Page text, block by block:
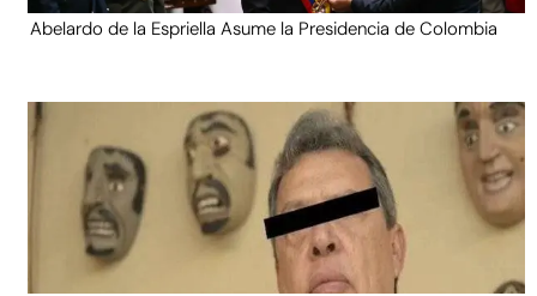
Abelardo de la Espriella Asume la Presidencia de Colombia